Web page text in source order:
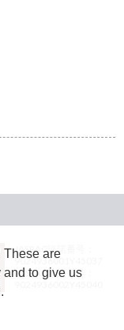
JASRAC許諾番号：
9024936001Y45037
JASRAC許諾番号：
These are
and to give us